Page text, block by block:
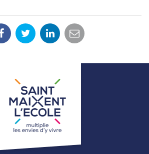
PartagerPartagerPartagerPartager